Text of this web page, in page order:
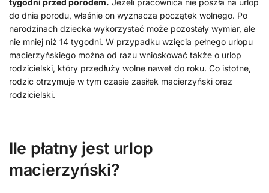
do dnia porodu, właśnie on wyznacza początek wolnego. Po
narodzinach dziecka wykorzystać może pozostały wymiar, ale
nie mniej niż 14 tygodni. W przypadku wzięcia pełnego urlopu
macierzyńskiego można od razu wnioskować także o urlop
rodzicielski, który przedłuży wolne nawet do roku. Co istotne,
rodzic otrzymuje w tym czasie zasiłek macierzyński oraz
rodzicielski.
Ile płatny jest urlop
macierzyński?